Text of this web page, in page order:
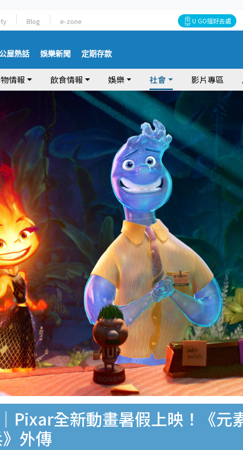
Blog e-zone U GO搵好去處
屋熱話 娛樂新聞 定期存款
情報 飲食情報 娛樂 社會 影片專區
Pixar全新動畫暑假上映！《元
外傳